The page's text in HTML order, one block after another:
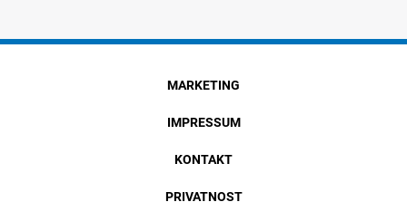
MARKETING
IMPRESSUM
KONTAKT
PRIVATNOST